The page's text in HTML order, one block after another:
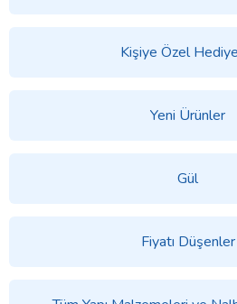
Kişiye Özel
Yeni Ürünler
Gül
Fiyatı Düşenler